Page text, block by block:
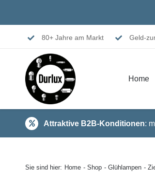
80+ Jahre am Markt Geld-
Home
Attraktive B2B-Konditionen:
Sie sind hier: Home Shop Glühlampen